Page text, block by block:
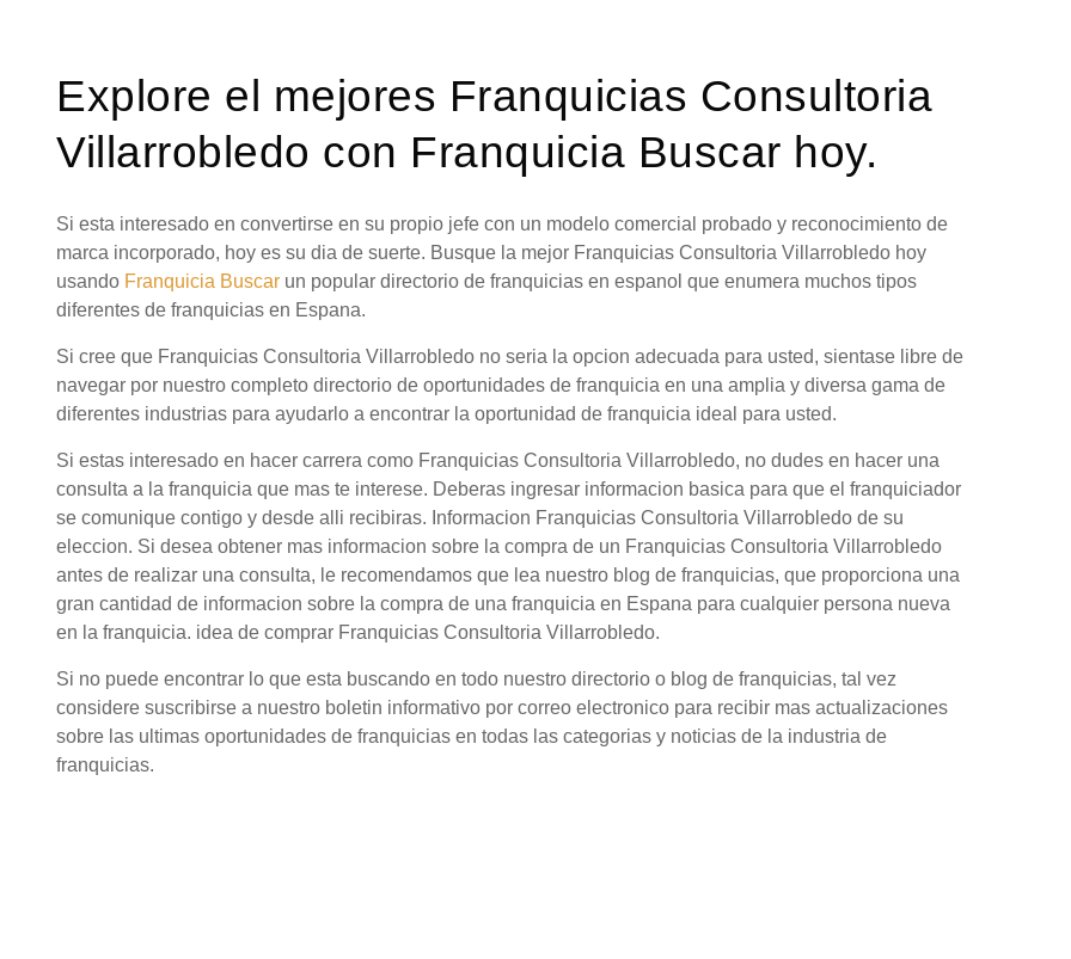
Explore el mejores Franquicias Consultoria
Villarrobledo con Franquicia Buscar hoy.
Si esta interesado en convertirse en su propio jefe con un modelo comercial probado y reconocimiento de
marca incorporado, hoy es su dia de suerte. Busque la mejor Franquicias Consultoria Villarrobledo hoy
usando Franquicia Buscar un popular directorio de franquicias en espanol que enumera muchos tipos
diferentes de franquicias en Espana.
Si cree que Franquicias Consultoria Villarrobledo no seria la opcion adecuada para usted, sientase libre de
navegar por nuestro completo directorio de oportunidades de franquicia en una amplia y diversa gama de
diferentes industrias para ayudarlo a encontrar la oportunidad de franquicia ideal para usted.
Si estas interesado en hacer carrera como Franquicias Consultoria Villarrobledo, no dudes en hacer una
consulta a la franquicia que mas te interese. Deberas ingresar informacion basica para que el franquiciador
se comunique contigo y desde alli recibiras. Informacion Franquicias Consultoria Villarrobledo de su
eleccion. Si desea obtener mas informacion sobre la compra de un Franquicias Consultoria Villarrobledo
antes de realizar una consulta, le recomendamos que lea nuestro blog de franquicias, que proporciona una
gran cantidad de informacion sobre la compra de una franquicia en Espana para cualquier persona nueva
en la franquicia. idea de comprar Franquicias Consultoria Villarrobledo.
Si no puede encontrar lo que esta buscando en todo nuestro directorio o blog de franquicias, tal vez
considere suscribirse a nuestro boletin informativo por correo electronico para recibir mas actualizaciones
sobre las ultimas oportunidades de franquicias en todas las categorias y noticias de la industria de
franquicias.